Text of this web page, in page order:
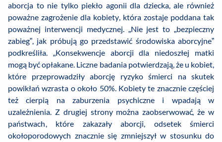
aborcja to nie tylko piekło agonii dla dziecka, ale również
poważne zagrożenie dla kobiety, która zostaje poddana tak
poważnej interwencji medycznej. „Nie jest to „bezpieczny
zabieg”, jak próbują go przedstawić środowiska aborcyjne”
podkreśliła. „Konsekwencje aborcji dla niedoszłej matki
mogą być opłakane. Liczne badania potwierdzają, że u kobiet,
które przeprowadziły aborcję ryzyko śmierci na skutek
powikłań wzrasta o około 50%. Kobiety te znacznie częściej
też cierpią na zaburzenia psychiczne i wpadają w
uzależnienia. Z drugiej strony można zaobserwować, że w
państwach, które zakazały aborcji, odsetek śmierci
okołoporodowych znacznie się zmniejszył w stosunku do